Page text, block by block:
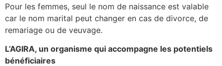
Pour les femmes, seul le nom de naissance est valable
car le nom marital peut changer en cas de divorce, de
remariage ou de veuvage.
L’AGIRA, un organisme qui accompagne les potentiels
bénéficiaires